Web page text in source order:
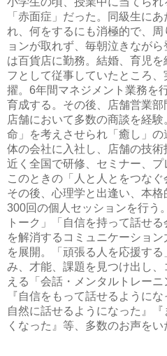
「赤面症」だった。同級生に
れ、何をするにも消極的で、
ョンが取れず、毎朝泣きなが
は百貨店に勤務。結婚、育児
フとして従事していたところ
擢。6年間マネジメント業務を
育成する。その後、店舗営業
店舗において多数の商談を経
命」を考えさせられ「癒し」
体の会社に入社し、店舗の技
近く全国で研修、セミナー、プ
このときの「人と人とをつなぐ
その後、心理学と出逢い、本
300回の個人セッションを行う
トーク」「自信を持って話せ
を解消するコミュニケーショ
を展開。「頑張る人を応援す
み、才能、課題を見つけ出し
える「会話・メンタルトレーニ
『自信をもって話せるように
自然に話せるようになった』
くなった』等、多数のお声をい